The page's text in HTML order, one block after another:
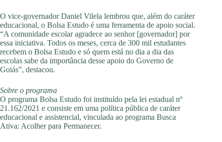
O vice-governador Daniel Vilela lembrou que, além do caráter
educacional, o Bolsa Estudo é uma ferramenta de apoio social.
“A comunidade escolar agradece ao senhor [governador] por
essa iniciativa. Todos os meses, cerca de 300 mil estudantes
recebem o Bolsa Estudo e só quem está no dia a dia das
escolas sabe da importância desse apoio do Governo de
Goiás”, destacou.
Sobre o programa
O programa Bolsa Estudo foi instituído pela lei estadual nº
21.162/2021 e consiste em uma política pública de caráter
educacional e assistencial, vinculada ao programa Busca
Ativa: Acolher para Permanecer.